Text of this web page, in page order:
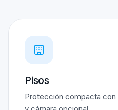
Pisos
Protección compacta